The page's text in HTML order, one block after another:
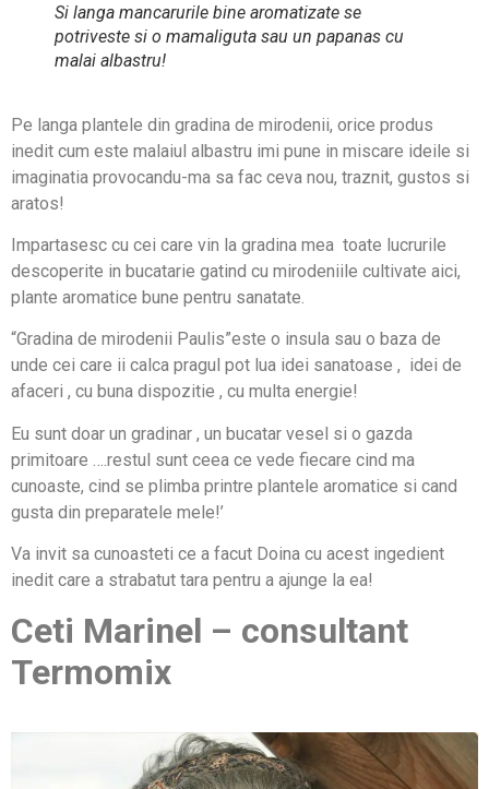
Si langa mancarurile bine aromatizate se
potriveste si o mamaliguta sau un papanas cu
malai albastru!
Pe langa plantele din gradina de mirodenii, orice produs
inedit cum este malaiul albastru imi pune in miscare ideile si
imaginatia provocandu-ma sa fac ceva nou, traznit, gustos si
aratos!
Impartasesc cu cei care vin la gradina mea toate lucrurile
descoperite in bucatarie gatind cu mirodeniile cultivate aici,
plante aromatice bune pentru sanatate.
“Gradina de mirodenii Paulis”este o insula sau o baza de
unde cei care ii calca pragul pot lua idei sanatoase , idei de
afaceri , cu buna dispozitie , cu multa energie!
Eu sunt doar un gradinar , un bucatar vesel si o gazda
primitoare ….restul sunt ceea ce vede fiecare cind ma
cunoaste, cind se plimba printre plantele aromatice si cand
gusta din preparatele mele!’
Va invit sa cunoasteti ce a facut Doina cu acest ingedient
inedit care a strabatut tara pentru a ajunge la ea!
Ceti Marinel – consultant
Termomix